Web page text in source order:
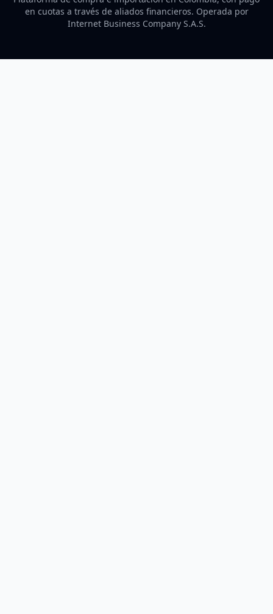
en cuotas a través de aliados financieros. Operada por
Internet Business Company S.A.S.